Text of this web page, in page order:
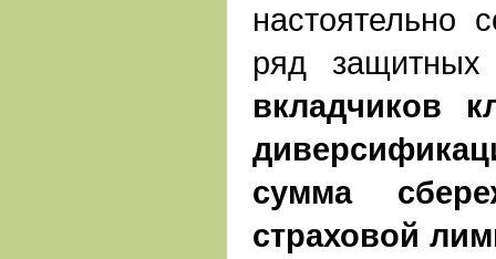
настоятельно
ряд
вкладчиков
сумма
страховой